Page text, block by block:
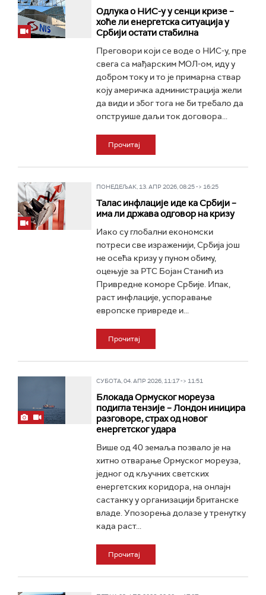
Одлука о НИС-у у сенци кризе –
хоће ли енергетска ситуација у
Србији остати стабилна
Преговори који се воде о НИС-у, пре
свега са мађарским МОЛ-ом, иду у
добром току и то је примарна ствар
коју америчка администрација жели
да види и због тога не би требало да
опструише даљи ток договора...
Прочитај
ПОНЕДЕЉАК, 13. АПР 2026, 08:25 -> 16:25
Талас инфлације иде ка Србији –
има ли држава одговор на кризу
Иако су глобални економски
потреси све израженији, Србија још
не осећа кризу у пуном обиму,
оцењује за РТС Бојан Станић из
Привредне коморе Србије. Ипак,
раст инфлације, успоравање
европске привреде и...
Прочитај
СУБОТА, 04. АПР 2026, 11:17 -> 11:51
Блокада Ормуског мореуза
подигла тензије – Лондон иницира
разговоре, страх од новог
енергетског удара
Више од 40 земаља позвало је на
хитно отварање Ормуског мореуза,
једног од кључних светских
енергетских коридора, на онлајн
састанку у организацији британске
владе. Упозорења долазе у тренутку
када раст...
Прочитај